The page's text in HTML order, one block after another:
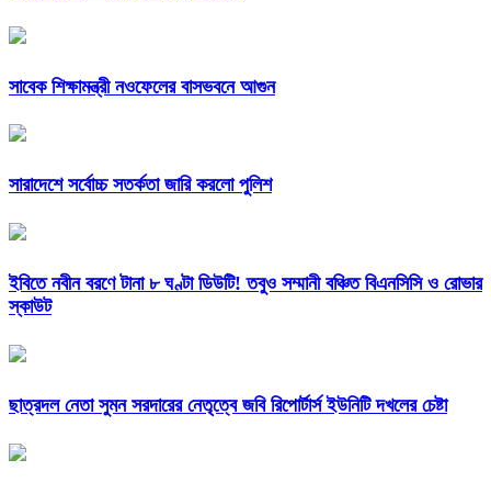
সাবেক শিক্ষামন্ত্রী নওফেলের বাসভবনে আগুন
সারাদেশে সর্বোচ্চ সতর্কতা জারি করলো পুলিশ
ইবিতে নবীন বরণে টানা ৮ ঘণ্টা ডিউটি! তবুও সম্মানী বঞ্চিত বিএনসিসি ও রোভার
স্কাউট
ছাত্রদল নেতা সুমন সরদারের নেতৃত্বে জবি রিপোর্টার্স ইউনিটি দখলের চেষ্টা